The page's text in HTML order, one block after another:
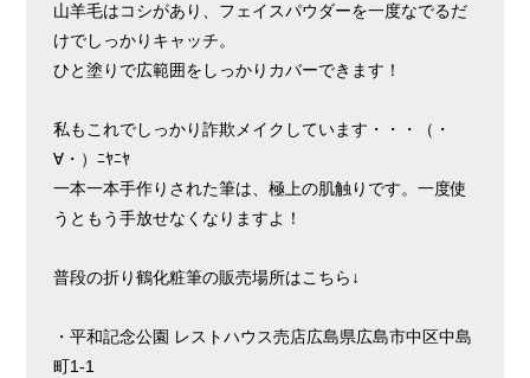
山羊毛はコシがあり、フェイスパウダーを一度なでるだ
けでしっかりキャッチ。
ひと塗りで広範囲をしっかりカバーできます！
私もこれでしっかり詐欺メイクしています・・・（・
∀・）ﾆﾔﾆﾔ
一本一本手作りされた筆は、極上の肌触りです。一度使
うともう手放せなくなりますよ！
普段の折り鶴化粧筆の販売場所はこちら↓
・平和記念公園 レストハウス売店広島県広島市中区中島
町1-1